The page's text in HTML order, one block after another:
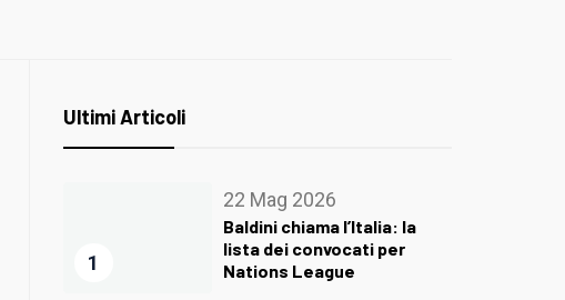
Ultimi Articoli
1
22 Mag 2026
Baldini chiama l’Italia: la
lista dei convocati per
Nations League